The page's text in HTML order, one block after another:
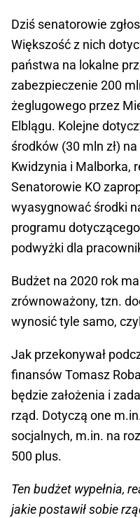
Dziś senatorowie
Większość z nich
państwa na lokalne
zabezpieczenie 200
żeglugowego przez
Elblągu. Kolejne
środków (30 mln zł)
Kwidzynia i Malborka,
Senatorowie KO
wyasygnować środki
programu
podwyżki dla
Budżet na 2020 rok
zrównoważony, tzn.
wynosić tyle samo,
Jak przekonywał
finansów Tomasz
będzie założenia i
rząd. Dotyczą one
socjalnych, m.in. na
500 plus.
Ten budżet wypełnia,
jakie postawił sobie